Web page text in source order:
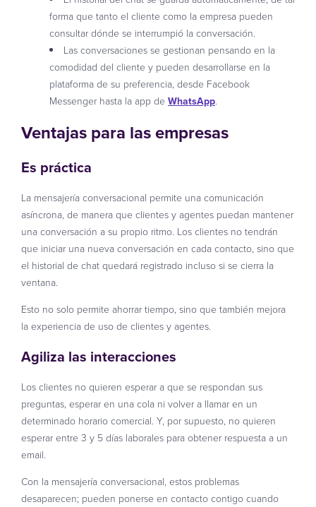
forma que tanto el cliente como la empresa pueden
consultar dónde se interrumpió la conversación.
Las conversaciones se gestionan pensando en la
comodidad del cliente y pueden desarrollarse en la
plataforma de su preferencia, desde Facebook
Messenger hasta la app de WhatsApp.
Ventajas para las empresas
Es práctica
La mensajería conversacional permite una comunicación
asíncrona, de manera que clientes y agentes puedan mantener
una conversación a su propio ritmo. Los clientes no tendrán
que iniciar una nueva conversación en cada contacto, sino que
el historial de chat quedará registrado incluso si se cierra la
ventana.
Esto no solo permite ahorrar tiempo, sino que también mejora
la experiencia de uso de clientes y agentes.
Agiliza las interacciones
Los clientes no quieren esperar a que se respondan sus
preguntas, esperar en una cola ni volver a llamar en un
determinado horario comercial. Y, por supuesto, no quieren
esperar entre 3 y 5 días laborales para obtener respuesta a un
email.
Con la mensajería conversacional, estos problemas
desaparecen; pueden ponerse en contacto contigo cuando